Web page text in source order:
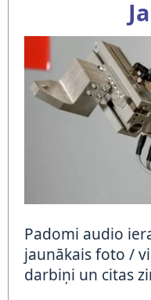
Padomi audio
jaunākais foto /
darbiņi un citas